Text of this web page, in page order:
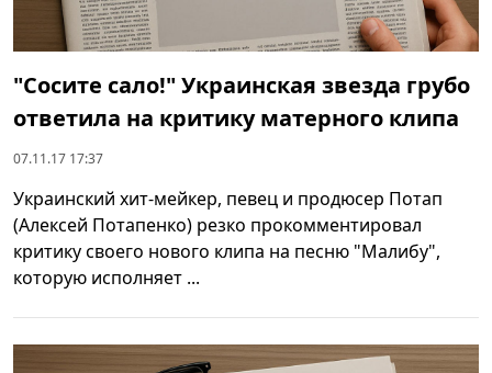
"Сосите сало!" Украинская звезда грубо
ответила на критику матерного клипа
07.11.17 17:37
Украинский хит-мейкер, певец и продюсер Потап
(Алексей Потапенко) резко прокомментировал
критику своего нового клипа на песню "Малибу",
которую исполняет ...